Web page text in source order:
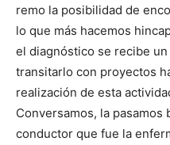
remo la posibilidad de
lo que más hacemos
el diagnóstico se recibe
transitarlo con proyectos
realización de esta
Conversamos, la pasamos
conductor que fue la